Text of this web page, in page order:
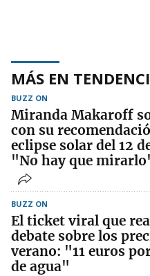
MÁS EN
BUZZ ON
Miranda Makaroff
con su
eclipse solar del 12
"No hay que
BUZZ ON
El ticket viral que
debate sobre los
verano: "11 euros
de agua"